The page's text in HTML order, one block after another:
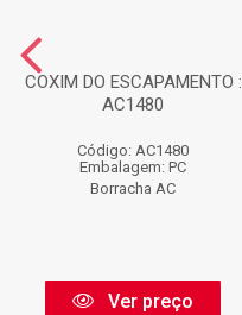
COXIM DO ESCAPAMENTO :
AC1480
Código: AC1480
Embalagem: PC
Borracha AC
Ver preço